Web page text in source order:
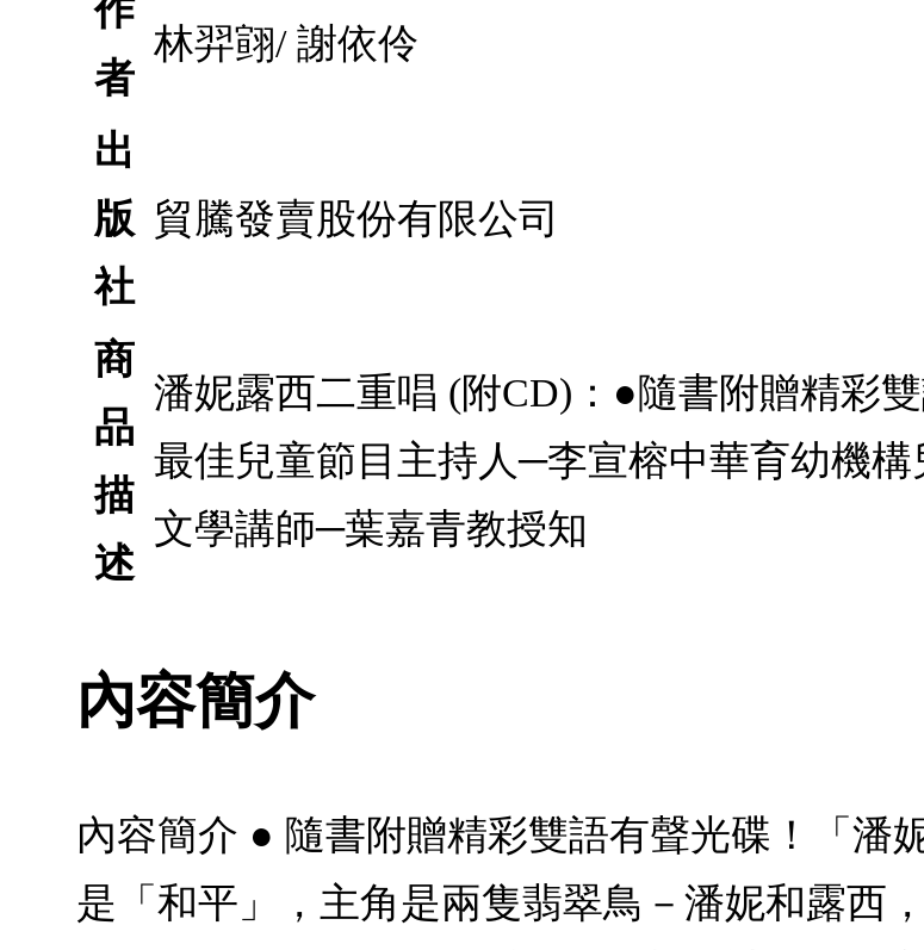
作
者
林羿翧/ 謝依伶
出
版
社
貿騰發賣股份有限公司
商
品
描
述
潘妮露西二重唱 (附CD)：●隨書附贈精彩
最佳兒童節目主持人─李宣榕中華育幼機
文學講師─葉嘉青教授知
內容簡介
內容簡介 ● 隨書附贈精彩雙語有聲光碟！「潘
是「和平」，主角是兩隻翡翠鳥－潘妮和露西